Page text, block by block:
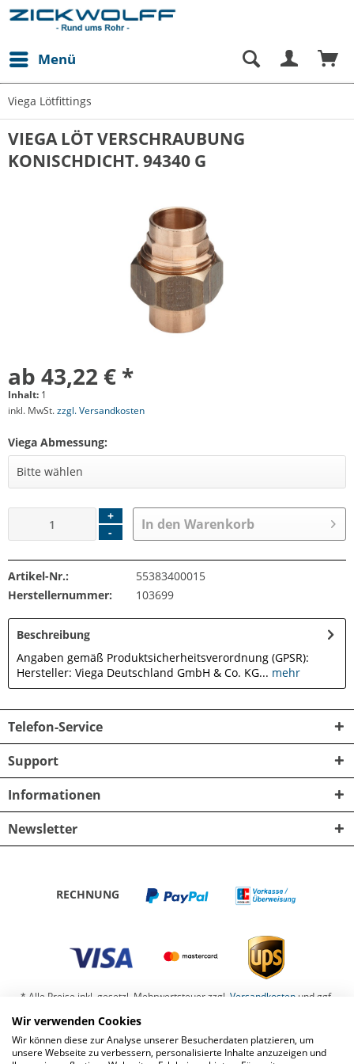
Menü
Viega Lötfittings
VIEGA LÖT VERSCHRAUBUNG
KONISCHDICHT. 94340 G
ab 43,22 € *
Inhalt: 1
inkl. MwSt.zzgl. Versandkosten
Viega Abmessung:
+
-
In den Warenkorb
Artikel-Nr.:
55383400015
Herstellernummer:
103699
Beschreibung
Angaben gemäß Produktsicherheitsverordnung (GPSR):
Hersteller: Viega Deutschland GmbH & Co. KG... mehr
Telefon-Service
Support
Informationen
Newsletter
RECHNUNG
* Alle Preise inkl. gesetzl. Mehrwertsteuer zzgl. Versandkosten und ggf.
Nachnahmegebühren, wenn nicht anders beschrieben
Barrierefreiheit Kontaktformular Datenschutz
Wir verwenden Cookies
Wir können diese zur Analyse unserer Besucherdaten platzieren, um
unsere Webseite zu verbessern, personalisierte Inhalte anzuzeigen und